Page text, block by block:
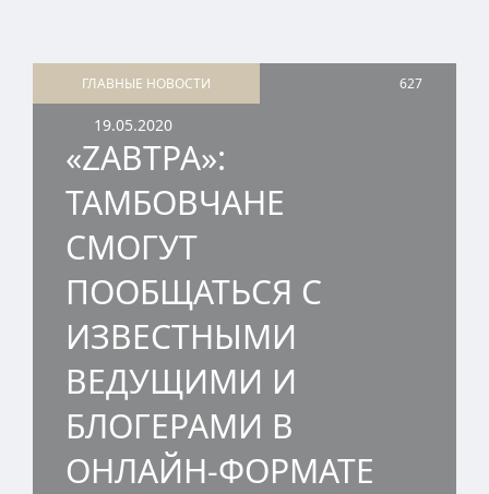
ГЛАВНЫЕ НОВОСТИ 627
19.05.2020
«ZАВТРА»:
ТАМБОВЧАНЕ
СМОГУТ
ПООБЩАТЬСЯ С
ИЗВЕСТНЫМИ
ВЕДУЩИМИ И
БЛОГЕРАМИ В
ОНЛАЙН-ФОРМАТЕ